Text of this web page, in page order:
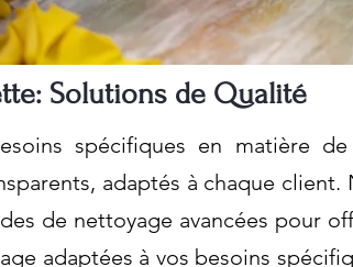
Solutions de Qualité
spécifiques en matière
adaptés à chaque
de nettoyage avancées pour
adaptées à vos besoins